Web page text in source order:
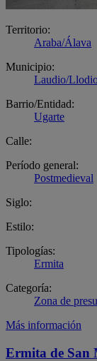
Territorio:
Araba/Álava
Municipio:
Laudio/
Barrio/Entidad:
Ugarte
Calle:
Período general:
Postmedieval
Siglo:
Estilo:
Tipologías:
Ermita
Categoría:
Zona de
Más información
Ermita de San